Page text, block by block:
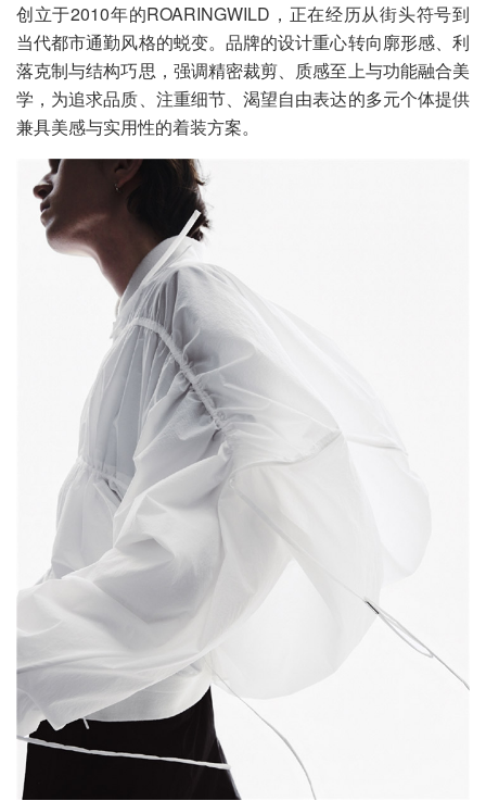
创立于2010年的ROARINGWILD，正在经历从街头符号到
当代都市通勤风格的蜕变。品牌的设计重心转向廓形感、利
落克制与结构巧思，强调精密裁剪、质感至上与功能融合美
学，为追求品质、注重细节、渴望自由表达的多元个体提供
兼具美感与实用性的着装方案。